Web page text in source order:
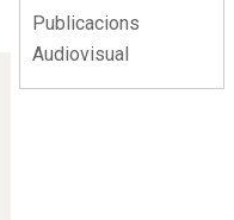
Publicacions
Audiovisual